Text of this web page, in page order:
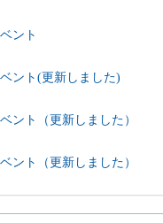
ント
ント(更新しました)
ント（更新しました）
ント（更新しました）